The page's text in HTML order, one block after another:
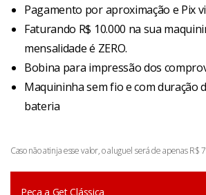
Pagamento por aproximação e Pix
Faturando R$ 10.000 na sua
mensalidade é ZERO.
Bobina para impressão dos
Maquininha sem fio e com duração
bateria
Caso não atinja esse valor, o aluguel será de apenas R$
Peça a Get Clássica